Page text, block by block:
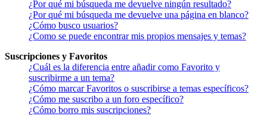
¿Por qué mi búsqueda me devuelve ningún resultado?
¿Por qué mi búsqueda me devuelve una página en blanco?
¿Cómo busco usuarios?
¿Como se puede encontrar mis propios mensajes y temas?
Suscripciones y Favoritos
¿Cuál es la diferencia entre añadir como Favorito y
suscribirme a un tema?
¿Cómo marcar Favoritos o suscribirse a temas específicos?
¿Cómo me suscribo a un foro específico?
¿Cómo borro mis suscripciones?